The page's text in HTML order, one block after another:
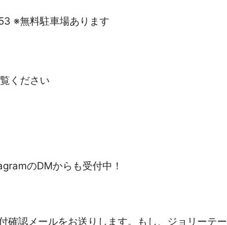
※無料駐車場あります
ください
のDMからも受付中！
確認メールをお送りします。もし、ジョリーテー